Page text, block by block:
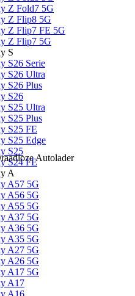
Z Fold7 5G
Z Flip8 5G
Z Flip7 FE 5G
Z Flip7 5G
S
S26 Serie
S26 Ultra
S26 Plus
S26
S25 Ultra
S25 Plus
S25 FE
S25 Edge
S25
S24 FE
A
A57 5G
A56 5G
A55 5G
A37 5G
A36 5G
A35 5G
A27 5G
A26 5G
A17 5G
A17
A16
Autolader